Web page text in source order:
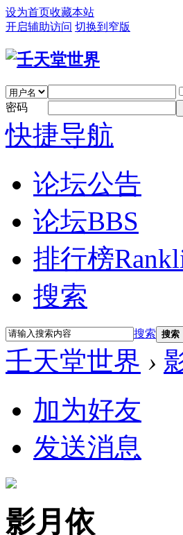
设为首页收藏本站
开启辅助访问 切换到窄版
密码
快捷导航
论坛公告
论坛BBS
排行榜
搜索
搜索 搜索
壬天堂世界 ›
加为好友
发送消息
影月依